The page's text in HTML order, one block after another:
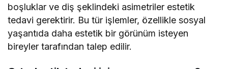
boşluklar ve diş şeklindeki asimetriler estetik
tedavi gerektirir. Bu tür işlemler, özellikle sosyal
yaşantıda daha estetik bir görünüm isteyen
bireyler tarafından talep edilir.